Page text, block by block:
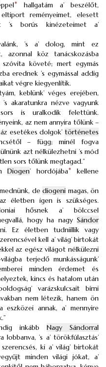
*
hallgatám a’ beszélőt,
reményeimet, elesett
’s borús kinézeteimet a’
’s a’ dolog, mint ez
azonnal köz tanácskozásba
követé; mert egymás
erednek ’s egymással addig
végre kiegyenlítik.
keblünk’ véges erejében,
akaratunkra nézve vagyunk
is uralkodik felettünk.
az nem annyira tőlünk –
esetékes dolgok’ történetes
– függ; minél fogva
azt nélkülezhetni ’s mód
sors tőlünk megtagad.”
Diogen’ hordójába*
kellene
de diogeni magas, ön
életben igen is szükséges.
hősnek a’ bölccsel
hogy ha nagy Sándor
Ez életben tudniillik vagy
kell a’ világ’ birtokát
az egész világot nélkülezni
terjedő munkásságunk’
minden érdemet és
kincs és hatalom után
varázskulcsait bírni
nem létezik, hanem ön
eszközei annak, a’ mennyire
inkábbNagy Sándorral
’s a’ törökfúlasztás’
ki a’ világ’ birtokát
minden világi jókat, a’